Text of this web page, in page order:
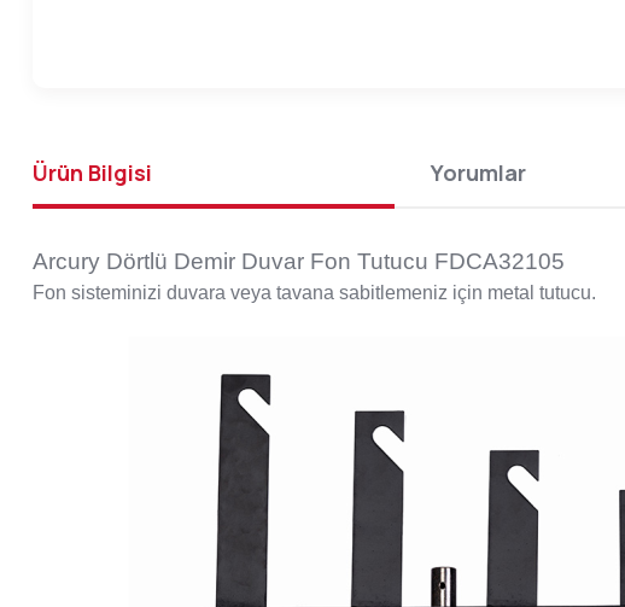
Ürün Bilgisi Yorumlar
Arcury Dörtlü Demir Duvar Fon Tutucu FDCA32105
Fon sisteminizi duvara veya tavana sabitlemeniz için metal tutucu.